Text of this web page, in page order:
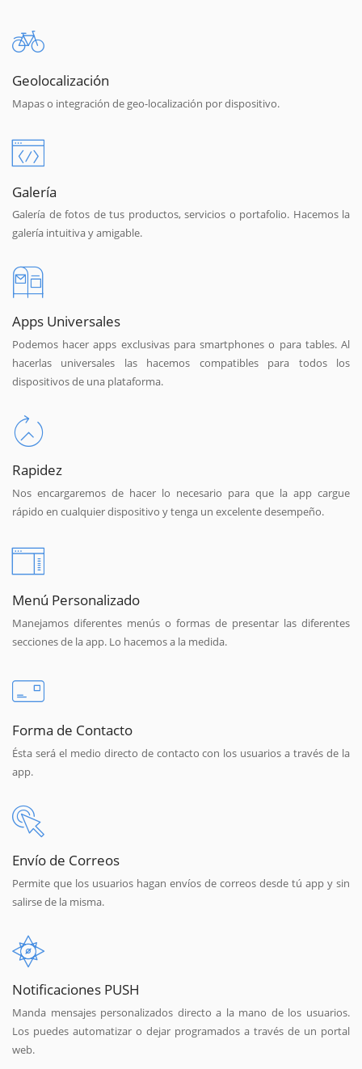
Geolocalización
Mapas o integración de geo-localización por dispositivo.
Galería
Galería de fotos de tus productos, servicios o portafolio. Hacemos la
galería intuitiva y amigable.
Apps Universales
Podemos hacer apps exclusivas para smartphones o para tables. Al
hacerlas universales las hacemos compatibles para todos los
dispositivos de una plataforma.
Rapidez
Nos encargaremos de hacer lo necesario para que la app cargue
rápido en cualquier dispositivo y tenga un excelente desempeño.
Menú Personalizado
Manejamos diferentes menús o formas de presentar las diferentes
secciones de la app. Lo hacemos a la medida.
Forma de Contacto
Ésta será el medio directo de contacto con los usuarios a través de la
app.
Envío de Correos
Permite que los usuarios hagan envíos de correos desde tú app y sin
salirse de la misma.
Notificaciones PUSH
Manda mensajes personalizados directo a la mano de los usuarios.
Los puedes automatizar o dejar programados a través de un portal
web.